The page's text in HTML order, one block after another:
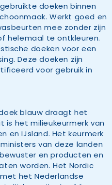
doeken binnen
Werkt goed en
mee zonder zijn
helemaal te ontkleuren.
doeken voor een
Deze doeken zijn
voor gebruik in
blauw draagt het
is het milieukeurmerk van
en IJsland. Het keurmerk
van deze landen
en producten en
worden. Het Nordic
het Nederlandse